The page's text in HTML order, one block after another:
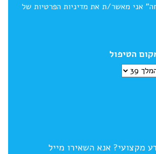
מאשר/ת את מדיניות הפרטיות של
הטיפול
אנא השאירו מייל